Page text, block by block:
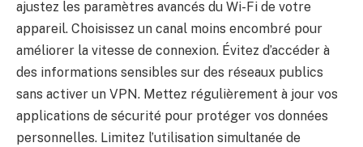
ajustez les paramètres avancés du Wi-Fi de votre
appareil. Choisissez un canal moins encombré pour
améliorer la vitesse de connexion. Évitez d’accéder à
des informations sensibles sur des réseaux publics
sans activer un VPN. Mettez régulièrement à jour vos
applications de sécurité pour protéger vos données
personnelles. Limitez l’utilisation simultanée de